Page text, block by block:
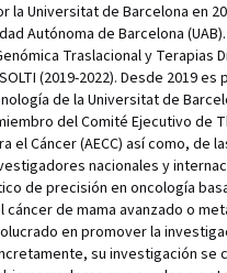
la Universitat de Barcelona en
Autónoma de Barcelona
Traslacional y Terapias
(2019-2022). Desde 2019
de la Universitat de
del Comité Ejecutivo de
el Cáncer (AECC) así como,
nacionales y
de precisión en oncología
de mama avanzado o
en promover la
su investigación